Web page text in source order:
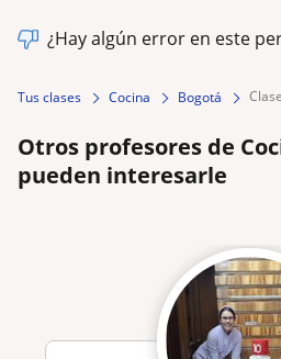
¿Hay algún error en este
Tus clases Cocina Bogotá
Otros profesores de
pueden interesarle